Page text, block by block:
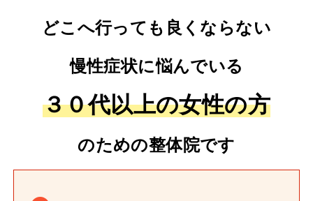
どこへ行っても良くならない
慢性症状に悩んでいる
３０代以上の女性の方
のための整体院です